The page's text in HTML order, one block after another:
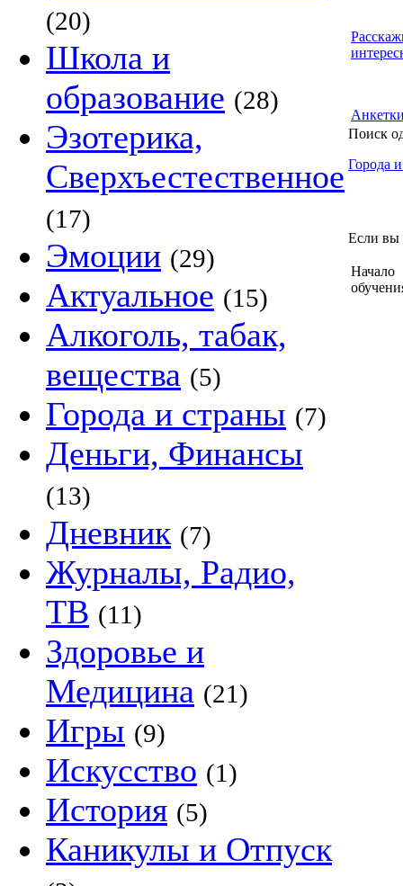
(20)
Школа и
образование (28)
Эзотерика,
Сверхъестественное
(17)
Эмоции (29)
Актуальное (15)
Алкоголь, табак,
вещества (5)
Города и страны (7)
Деньги, Финансы
(13)
Дневник (7)
Журналы, Радио,
ТВ (11)
Здоровье и
Медицина (21)
Игры (9)
Искусство (1)
История (5)
Каникулы и Отпуск
Поиск
Города
Если вы
Начало